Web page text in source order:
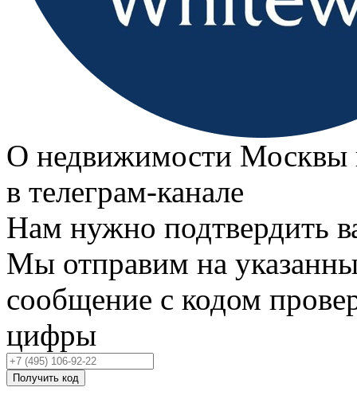
О недвижимости Москвы
в телеграм‑канале
Нам нужно подтвердить
Мы отправим на
сообщение с кодом
цифры
Получить код